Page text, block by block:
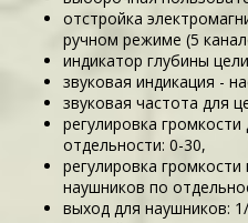
отстройка
ручном режиме (5
индикатор глубины
звуковая индикация -
звуковая частота для
регулировка
отдельности: 0-30,
регулировка
наушников по
выход для наушников: